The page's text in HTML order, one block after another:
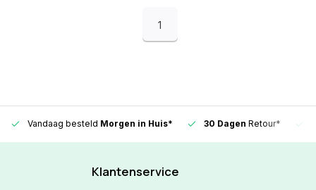
1
Vandaag besteld Morgen in Huis* 30 Dagen Retour*
Klantenservice